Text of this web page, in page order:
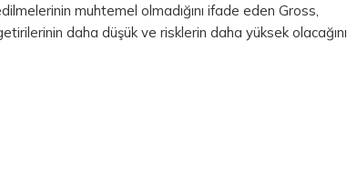
muhtemel olmadığını ifade eden Gross,
daha düşük ve risklerin daha yüksek olacağını